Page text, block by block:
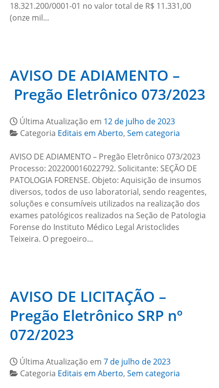
18.321.200/0001-01 no valor total de R$ 11.331,00
(onze mil…
AVISO DE ADIAMENTO –
Pregão Eletrônico 073/2023
Última Atualização em 12 de julho de 2023
Categoria Editais em Aberto, Sem categoria
AVISO DE ADIAMENTO – Pregão Eletrônico 073/2023
Processo: 202200016022792. Solicitante: SEÇÃO DE
PATOLOGIA FORENSE. Objeto: Aquisição de insumos
diversos, todos de uso laboratorial, sendo reagentes,
soluções e consumíveis utilizados na realização dos
exames patológicos realizados na Seção de Patologia
Forense do Instituto Médico Legal Aristoclides
Teixeira. O pregoeiro…
AVISO DE LICITAÇÃO –
Pregão Eletrônico SRP nº
072/2023
Última Atualização em 7 de julho de 2023
Categoria Editais em Aberto, Sem categoria